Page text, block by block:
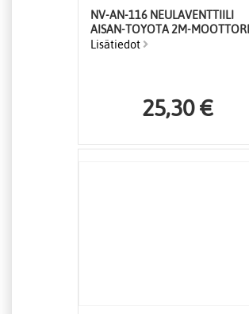
NV-AN-116 NEULAVENTTIILI
AISAN-TOYOTA 2M-MOOTTORI
Lisätiedot
25,30 €